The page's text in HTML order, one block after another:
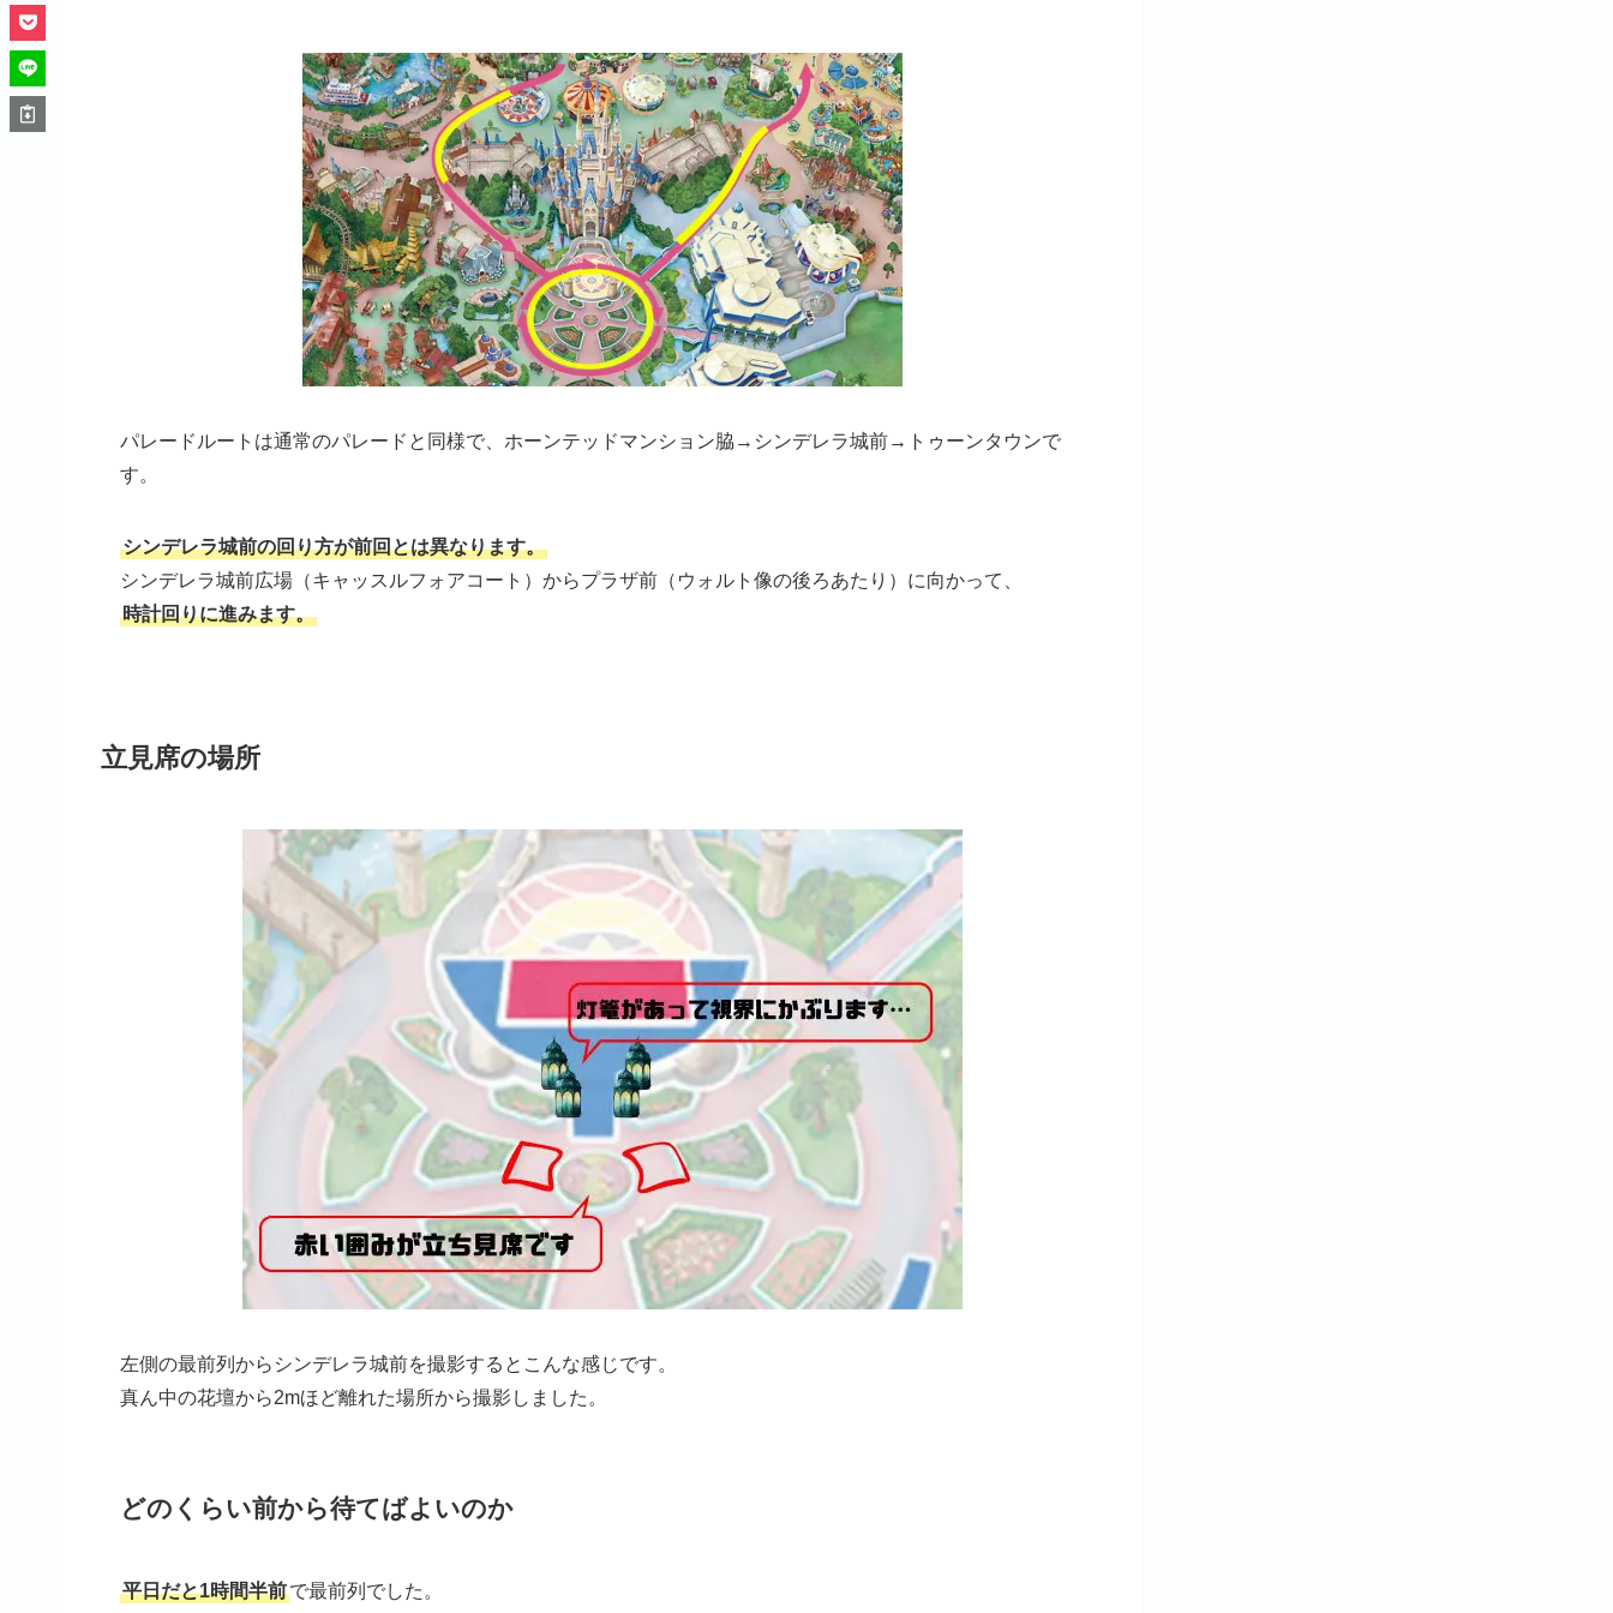
パレードルートは通常のパレードと同様で、ホーンテッドマンション脇→シンデレラ城前→トゥーンタウンで
す。
シンデレラ城前の回り方が前回とは異なります。
シンデレラ城前広場（キャッスルフォアコート）からプラザ前（ウォルト像の後ろあたり）に向かって、
時計回りに進みます。
立見席の場所
左側の最前列からシンデレラ城前を撮影するとこんな感じです。
真ん中の花壇から2mほど離れた場所から撮影しました。
どのくらい前から待てばよいのか
平日だと1時間半前で最前列でした。